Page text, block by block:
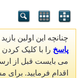
چنانچه این اولین
پاسخ را با کلیک کردن
می بایست قبل از
اقدام فرمایید.